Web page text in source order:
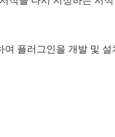
플러그인을 개발 및 설